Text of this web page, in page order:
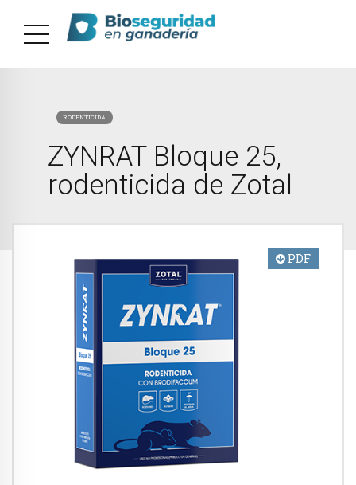
RODENTICIDA
ZYNRAT Bloque 25,
rodenticida de Zotal
PDF